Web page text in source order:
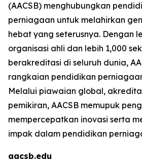
(AACSB) menghubungkan
perniagaan untuk melahirkan
hebat yang seterusnya. Dengan
organisasi ahli dan lebih 1,000
berakreditasi di seluruh dunia,
rangkaian pendidikan
Melalui piawaian global,
pemikiran, AACSB memupuk
mempercepatkan inovasi serta
impak dalam pendidikan
aacsb.edu